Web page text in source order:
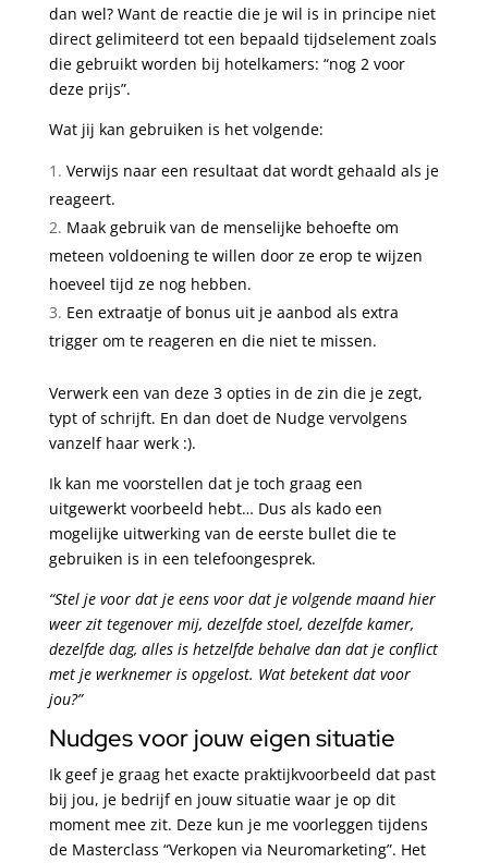
dan wel? Want de reactie die je wil is in principe niet
direct gelimiteerd tot een bepaald tijdselement zoals
die gebruikt worden bij hotelkamers: “nog 2 voor
deze prijs”.
Wat jij kan gebruiken is het volgende:
Verwijs naar een resultaat dat wordt gehaald als je
reageert.
Maak gebruik van de menselijke behoefte om
meteen voldoening te willen door ze erop te wijzen
hoeveel tijd ze nog hebben.
Een extraatje of bonus uit je aanbod als extra
trigger om te reageren en die niet te missen.
Verwerk een van deze 3 opties in de zin die je zegt,
typt of schrijft. En dan doet de Nudge vervolgens
vanzelf haar werk :).
Ik kan me voorstellen dat je toch graag een
uitgewerkt voorbeeld hebt… Dus als kado een
mogelijke uitwerking van de eerste bullet die te
gebruiken is in een telefoongesprek.
“Stel je voor dat je eens voor dat je volgende maand hier
weer zit tegenover mij, dezelfde stoel, dezelfde kamer,
dezelfde dag, alles is hetzelfde behalve dan dat je conflict
met je werknemer is opgelost. Wat betekent dat voor
jou?”
Nudges voor jouw eigen situatie
Ik geef je graag het exacte praktijkvoorbeeld dat past
bij jou, je bedrijf en jouw situatie waar je op dit
moment mee zit. Deze kun je me voorleggen tijdens
de Masterclass “Verkopen via Neuromarketing”. Het